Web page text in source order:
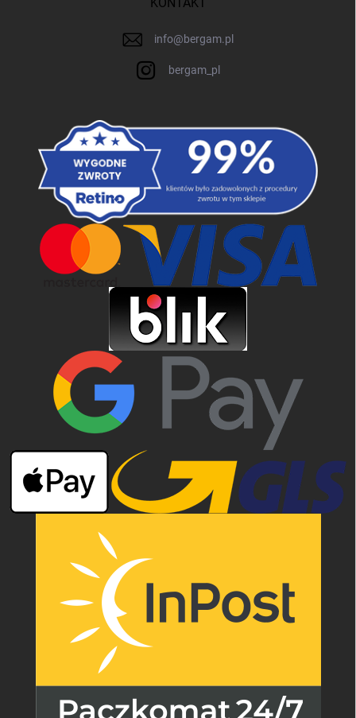
KONTAKT
info@bergam.pl
bergam_pl